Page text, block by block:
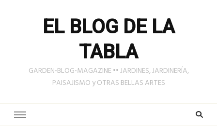
EL BLOG DE LA
TABLA
GARDEN-BLOG-MAGAZINE •• JARDINES, JARDINERÍA,
PAISAJISMO y OTRAS BELLAS ARTES